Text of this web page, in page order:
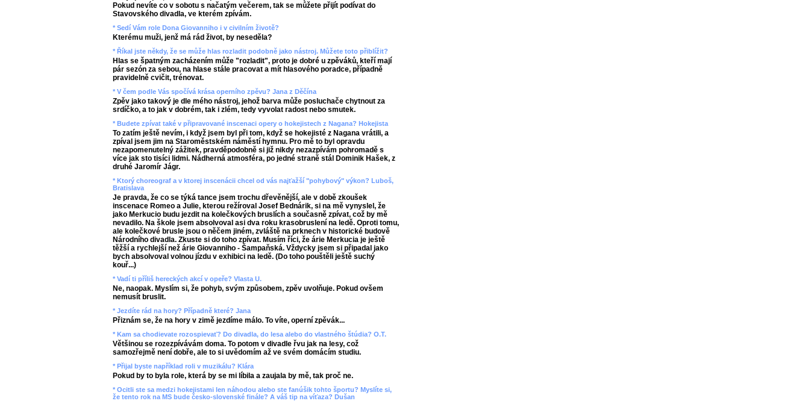
Pokud nevíte co v sobotu s načatým večerem, tak se můžete přijít podívat do
Stavovského divadla, ve kterém zpívám.
* Sedí Vám role Dona Giovanniho i v civilním životě?
Kterému muži, jenž má rád život, by neseděla?
* Říkal jste někdy, že se může hlas rozladit podobně jako nástroj. Můžete toto přiblížit?
Hlas se špatným zacházením může "rozladit", proto je dobré u zpěváků, kteří mají
pár sezón za sebou, na hlase stále pracovat a mít hlasového poradce, případně
pravidelně cvičit, trénovat.
* V čem podle Vás spočívá krása operního zpěvu? Jana z Děčína
Zpěv jako takový je dle mého nástroj, jehož barva může posluchače chytnout za
srdíčko, a to jak v dobrém, tak i zlém, tedy vyvolat radost nebo smutek.
* Budete zpívat také v připravované inscenaci opery o hokejistech z Nagana? Hokejista
To zatím ještě nevím, i když jsem byl při tom, když se hokejisté z Nagana vrátili, a
zpíval jsem jim na Staroměstském náměstí hymnu. Pro mě to byl opravdu
nezapomenutelný zážitek, pravděpodobně si již nikdy nezazpívám pohromadě s
více jak sto tisíci lidmi. Nádherná atmosféra, po jedné straně stál Dominik Hašek, z
druhé Jaromír Jágr.
* Ktorý choreograf a v ktorej inscenácii chcel od vás najťažší "pohybový" výkon? Luboš,
Bratislava
Je pravda, že co se týká tance jsem trochu dřevěnější, ale v době zkoušek
inscenace Romeo a Julie, kterou režíroval Josef Bednárik, si na mě vynyslel, že
jako Merkucio budu jezdit na kolečkových bruslích a současně zpívat, což by mě
nevadilo. Na škole jsem absolvoval asi dva roku krasobruslení na ledě. Oproti tomu,
ale kolečkové brusle jsou o něčem jiném, zvláště na prknech v historické budově
Národního divadla. Zkuste si do toho zpívat. Musím říci, že árie Merkucia je ještě
těžší a rychlejší než árie Giovanniho - Šampaňská. Vždycky jsem si připadal jako
bych absolvoval volnou jízdu v exhibici na ledě. (Do toho pouštěli ještě suchý
kouř...)
* Vadí ti příliš hereckých akcí v opeře? Vlasta U.
Ne, naopak. Myslím si, že pohyb, svým způsobem, zpěv uvolňuje. Pokud ovšem
nemusít bruslit.
* Jezdíte rád na hory? Případně které? Jana
Přiznám se, že na hory v zimě jezdíme málo. To víte, operní zpěvák...
* Kam sa chodievate rozospievať? Do divadla, do lesa alebo do vlastného štúdia? O.T.
Většinou se rozezpívávám doma. To potom v divadle řvu jak na lesy, což
samozřejmě není dobře, ale to si uvědomím až ve svém domácím studiu.
* Přijal byste například roli v muzikálu? Klára
Pokud by to byla role, která by se mi líbila a zaujala by mě, tak proč ne.
* Ocitli ste sa medzi hokejistami len náhodou alebo ste fanúšik tohto športu? Myslíte si,
že tento rok na MS bude česko-slovenské finále? A váš tip na víťaza? Dušan